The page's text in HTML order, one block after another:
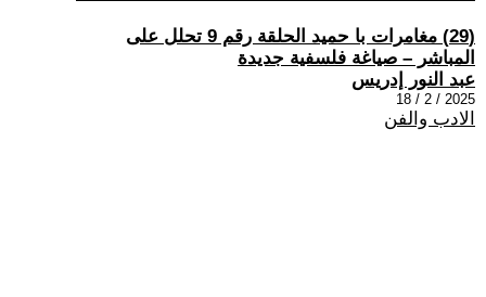
(29) مغامرات با حميد الحلقة رقم 9 تحلل على
المباشر – صياغة فلسفية جديدة
عبد النور إدريس
2025 / 2 / 18
الادب والفن